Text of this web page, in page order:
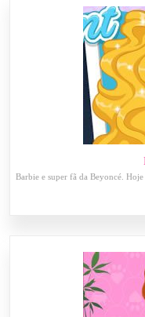
Barbie e super fã da Beyoncé.